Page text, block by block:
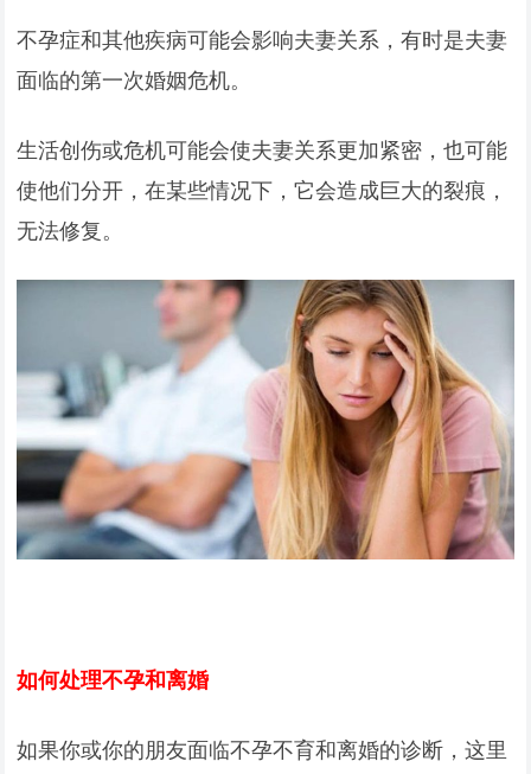
不孕症和其他疾病可能会影响夫妻关系，有时是夫妻
面临的第一次婚姻危机。
生活创伤或危机可能会使夫妻关系更加紧密，也可能
使他们分开，在某些情况下，它会造成巨大的裂痕，
无法修复。
如何处理不孕和离婚
如果你或你的朋友面临不孕不育和离婚的诊断，这里